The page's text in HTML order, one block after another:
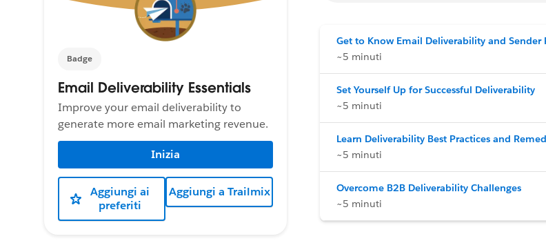
Badge
Email Deliverability Essentials
Improve your email deliverability to
generate more email marketing revenue.
Inizia
Aggiungi ai
preferiti
Aggiungi a Trailmix
Get to Know Email Deliverability and Sender
~5 minuti
Set Yourself Up for Successful Deliverability
~5 minuti
Learn Deliverability Best Practices and
~5 minuti
Overcome B2B Deliverability Challenges
~5 minuti